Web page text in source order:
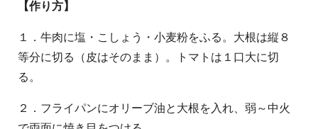
【作り方】
１．牛肉に塩・こしょう・小麦粉をふる。大根は縦８
等分に切る（皮はそのまま）。トマトは１口大に切
る。
２．フライパンにオリーブ油と大根を入れ、弱～中火